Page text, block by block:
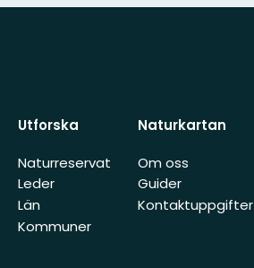
Utforska
Naturreservat
Leder
Län
Kommuner
Naturkartan
Om oss
Guider
Kontaktuppgifter